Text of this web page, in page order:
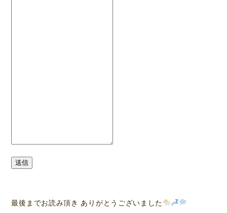
送信
最後までお読み頂き ありがとうございました